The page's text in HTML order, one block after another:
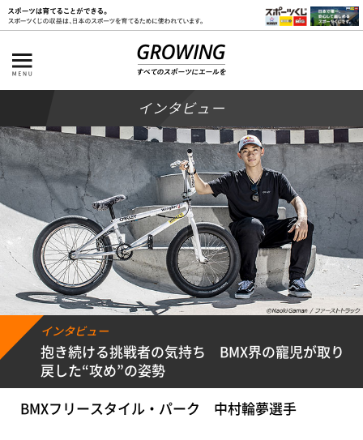
インタビュー
インタビュー
抱き続ける挑戦者の気持ち BMX界の寵児が取り
戻した“攻め”の姿勢
BMXフリースタイル・パーク 中村輪夢選手